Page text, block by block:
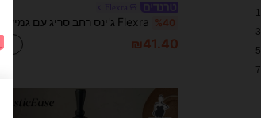
%40
₪41.40